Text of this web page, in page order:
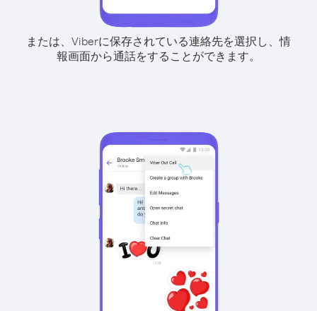
または、Viberに保存されている連絡先を選択し、情
報画面から通話をすることができます。